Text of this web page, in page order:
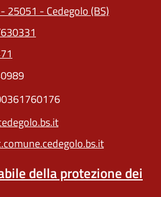
25051 - Cedegolo (BS)
della protezione dei